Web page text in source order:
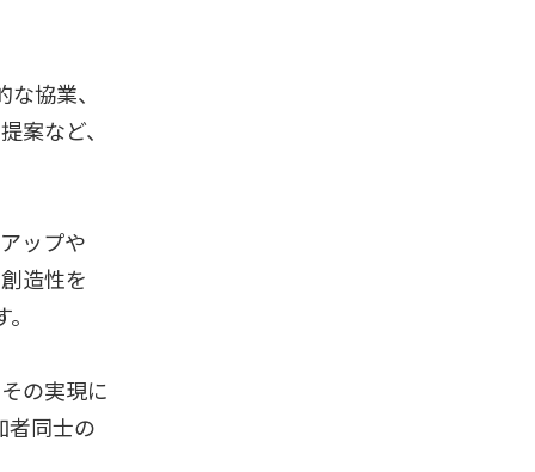
協業、
案など、
ップや
造性を
の実現に
者同士の